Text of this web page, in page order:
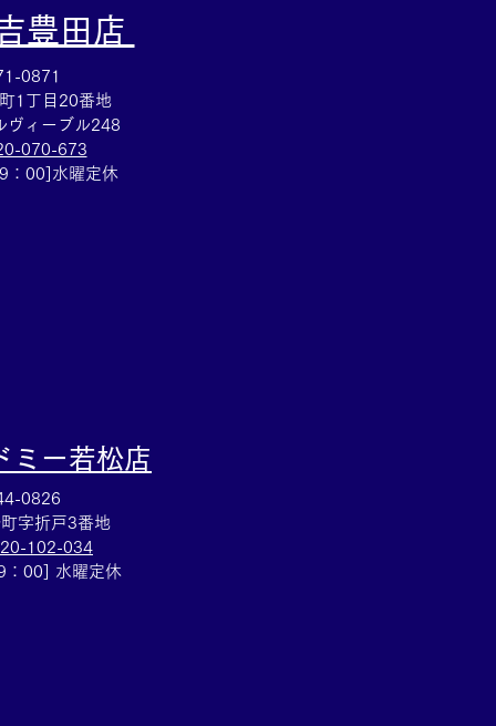
株主優待買取☆株主優
豊田店
0871
1丁目20番地
ヴィーブル248
070-673
：00]水曜定休
ミー若松店
0826
字折戸3番地
102-034
00] 水曜定休